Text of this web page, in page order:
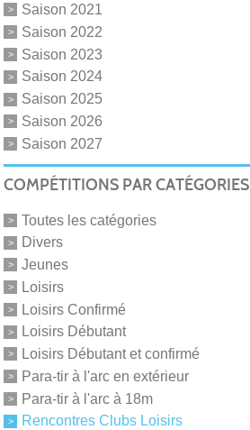
Saison 2021
Saison 2022
Saison 2023
Saison 2024
Saison 2025
Saison 2026
Saison 2027
COMPÉTITIONS PAR CATÉGORIES
Toutes les catégories
Divers
Jeunes
Loisirs
Loisirs Confirmé
Loisirs Débutant
Loisirs Débutant et confirmé
Para-tir à l'arc en extérieur
Para-tir à l'arc à 18m
Rencontres Clubs Loisirs